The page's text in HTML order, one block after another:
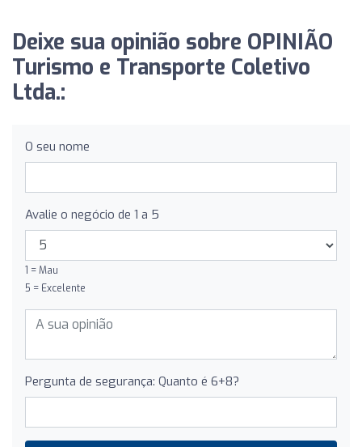
Deixe sua opinião sobre OPINIÃO
Turismo e Transporte Coletivo
Ltda.:
O seu nome
Avalie o negócio de 1 a 5
1 = Mau
5 = Excelente
Pergunta de segurança: Quanto é 6+8?